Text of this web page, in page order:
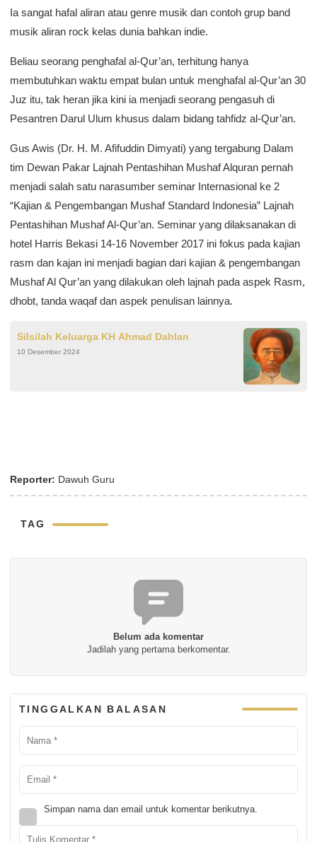
Ia sangat hafal aliran atau genre musik dan contoh grup band
musik aliran rock kelas dunia bahkan indie.
Beliau seorang penghafal al-Qur’an, terhitung hanya
membutuhkan waktu empat bulan untuk menghafal al-Qur’an 30
Juz itu, tak heran jika kini ia menjadi seorang pengasuh di
Pesantren Darul Ulum khusus dalam bidang tahfidz al-Qur’an.
Gus Awis (Dr. H. M. Afifuddin Dimyati) yang tergabung Dalam
tim Dewan Pakar Lajnah Pentashihan Mushaf Alquran pernah
menjadi salah satu narasumber seminar Internasional ke 2
“Kajian & Pengembangan Mushaf Standard Indonesia” Lajnah
Pentashihan Mushaf Al-Qur’an. Seminar yang dilaksanakan di
hotel Harris Bekasi 14-16 November 2017 ini fokus pada kajian
rasm dan kajan ini menjadi bagian dari kajian & pengembangan
Mushaf Al Qur’an yang dilakukan oleh lajnah pada aspek Rasm,
dhobt, tanda waqaf dan aspek penulisan lainnya.
Silsilah Keluarga KH Ahmad Dahlan
10 Desember 2024
Reporter: Dawuh Guru
TAG
Belum ada komentar
Jadilah yang pertama berkomentar.
TINGGALKAN BALASAN
Simpan nama dan email untuk komentar berikutnya.